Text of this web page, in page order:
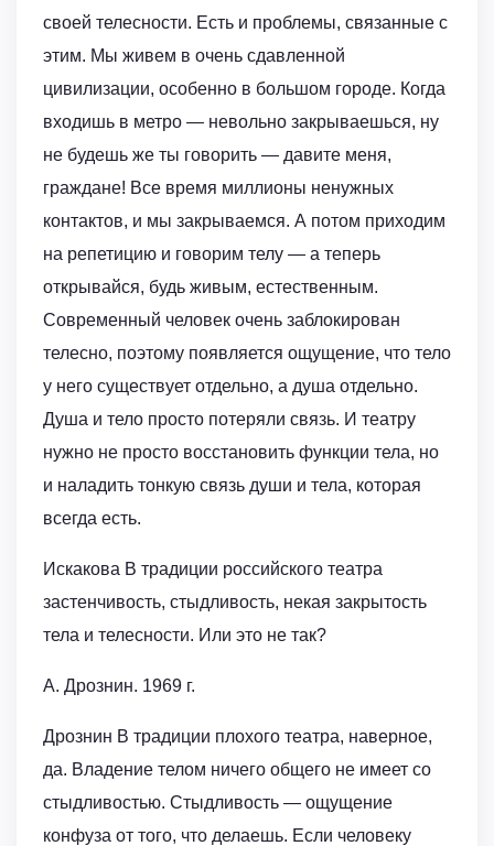
своей телесности. Есть и проблемы, связанные с
этим. Мы живем в очень сдавленной
цивилизации, особенно в большом городе. Когда
входишь в метро — невольно закрываешься, ну
не будешь же ты говорить — давите меня,
граждане! Все время миллионы ненужных
контактов, и мы закрываемся. А потом приходим
на репетицию и говорим телу — а теперь
открывайся, будь живым, естественным.
Современный человек очень заблокирован
телесно, поэтому появляется ощущение, что тело
у него существует отдельно, а душа отдельно.
Душа и тело просто потеряли связь. И театру
нужно не просто восстановить функции тела, но
и наладить тонкую связь души и тела, которая
всегда есть.
Искакова В традиции российского театра
застенчивость, стыдливость, некая закрытость
тела и телесности. Или это не так?
А. Дрознин. 1969 г.
Дрознин В традиции плохого театра, наверное,
да. Владение телом ничего общего не имеет со
стыдливостью. Стыдливость — ощущение
конфуза от того, что делаешь. Если человеку